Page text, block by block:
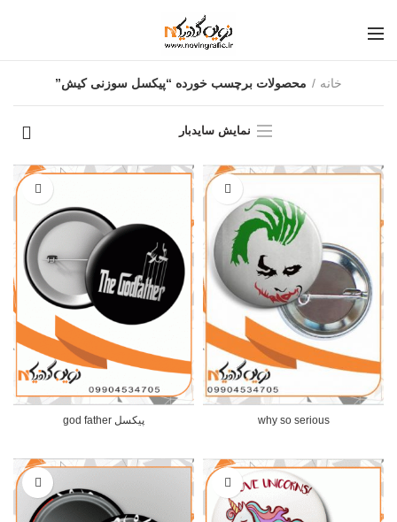
خانه محصولات برچسب خورده “پیکسل سوزنی کیش”
نمایش سایدبار
why so serious پیکسل god father